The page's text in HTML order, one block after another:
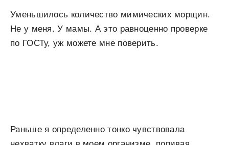
Уменьшилось количество мимических морщин.
Не у меня. У мамы. А это равноценно проверке
по ГОСТу, уж можете мне поверить.
Раньше я определенно тонко чувствовала